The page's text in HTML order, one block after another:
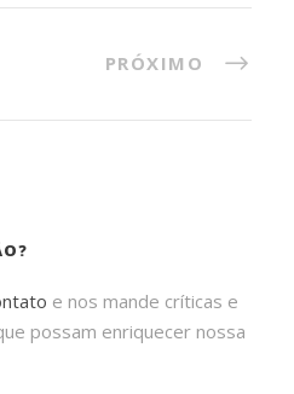
PRÓXIMO
e nos mande críticas e
possam enriquecer nossa